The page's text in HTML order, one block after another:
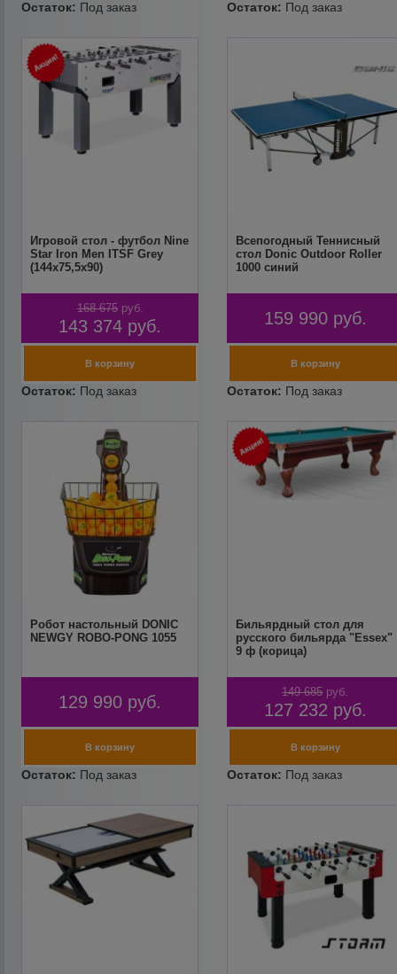
Игровой стол - футбол Nine
Star Iron Men ITSF Grey
(144х75,5х90)
168 675 руб.
143 374 руб.
Всепогодный Теннисный
стол Donic Outdoor Roller
1000 синий
159 990 руб.
Робот настольный DONIC
NEWGY ROBO-PONG 1055
129 990 руб.
Бильярдный стол для
русского бильярда "Essex"
9 ф (корица)
149 685 руб.
127 232 руб.